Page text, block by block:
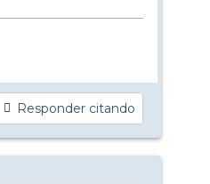
Responder citando